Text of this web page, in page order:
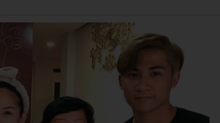
cơ may để từng bước thành danh với nghiệp ca